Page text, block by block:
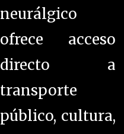
neurálgico
ofrece acceso
directo a
transporte
público, cultura,